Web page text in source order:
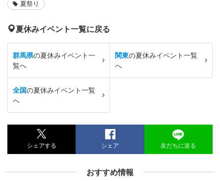
夏祭り
夏休みイベント一覧に戻る
群馬県の夏休みイベント一
覧へ
関東の夏休みイベント一覧
へ
全国の夏休みイベント一覧
へ
シェアする シェア 友だちに送る
おすすめ情報